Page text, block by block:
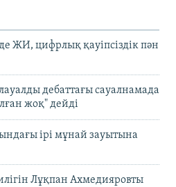
ЖИ, цифрлық қауіпсіздік пән
дебаттағы сауалнамада
жоқ" дейді
ірі мұнай зауытына
Лұқпан Ахмедияровты